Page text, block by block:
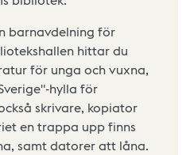
barnavdelning för
hittar du
för unga och vuxna,
hylla för
skrivare, kopiator
en trappa upp finns
samt datorer att låna.